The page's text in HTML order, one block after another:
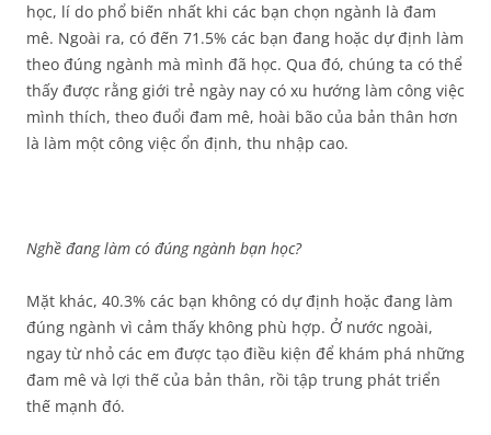
học, lí do phổ biến nhất khi các bạn chọn ngành là đam
mê. Ngoài ra, có đến 71.5% các bạn đang hoặc dự định làm
theo đúng ngành mà mình đã học. Qua đó, chúng ta có thể
thấy được rằng giới trẻ ngày nay có xu hướng làm công việc
mình thích, theo đuổi đam mê, hoài bão của bản thân hơn
là làm một công việc ổn định, thu nhập cao.
Nghề đang làm có đúng ngành bạn học?
Mặt khác, 40.3% các bạn không có dự định hoặc đang làm
đúng ngành vì cảm thấy không phù hợp. Ở nước ngoài,
ngay từ nhỏ các em được tạo điều kiện để khám phá những
đam mê và lợi thế của bản thân, rồi tập trung phát triển
thế mạnh đó.